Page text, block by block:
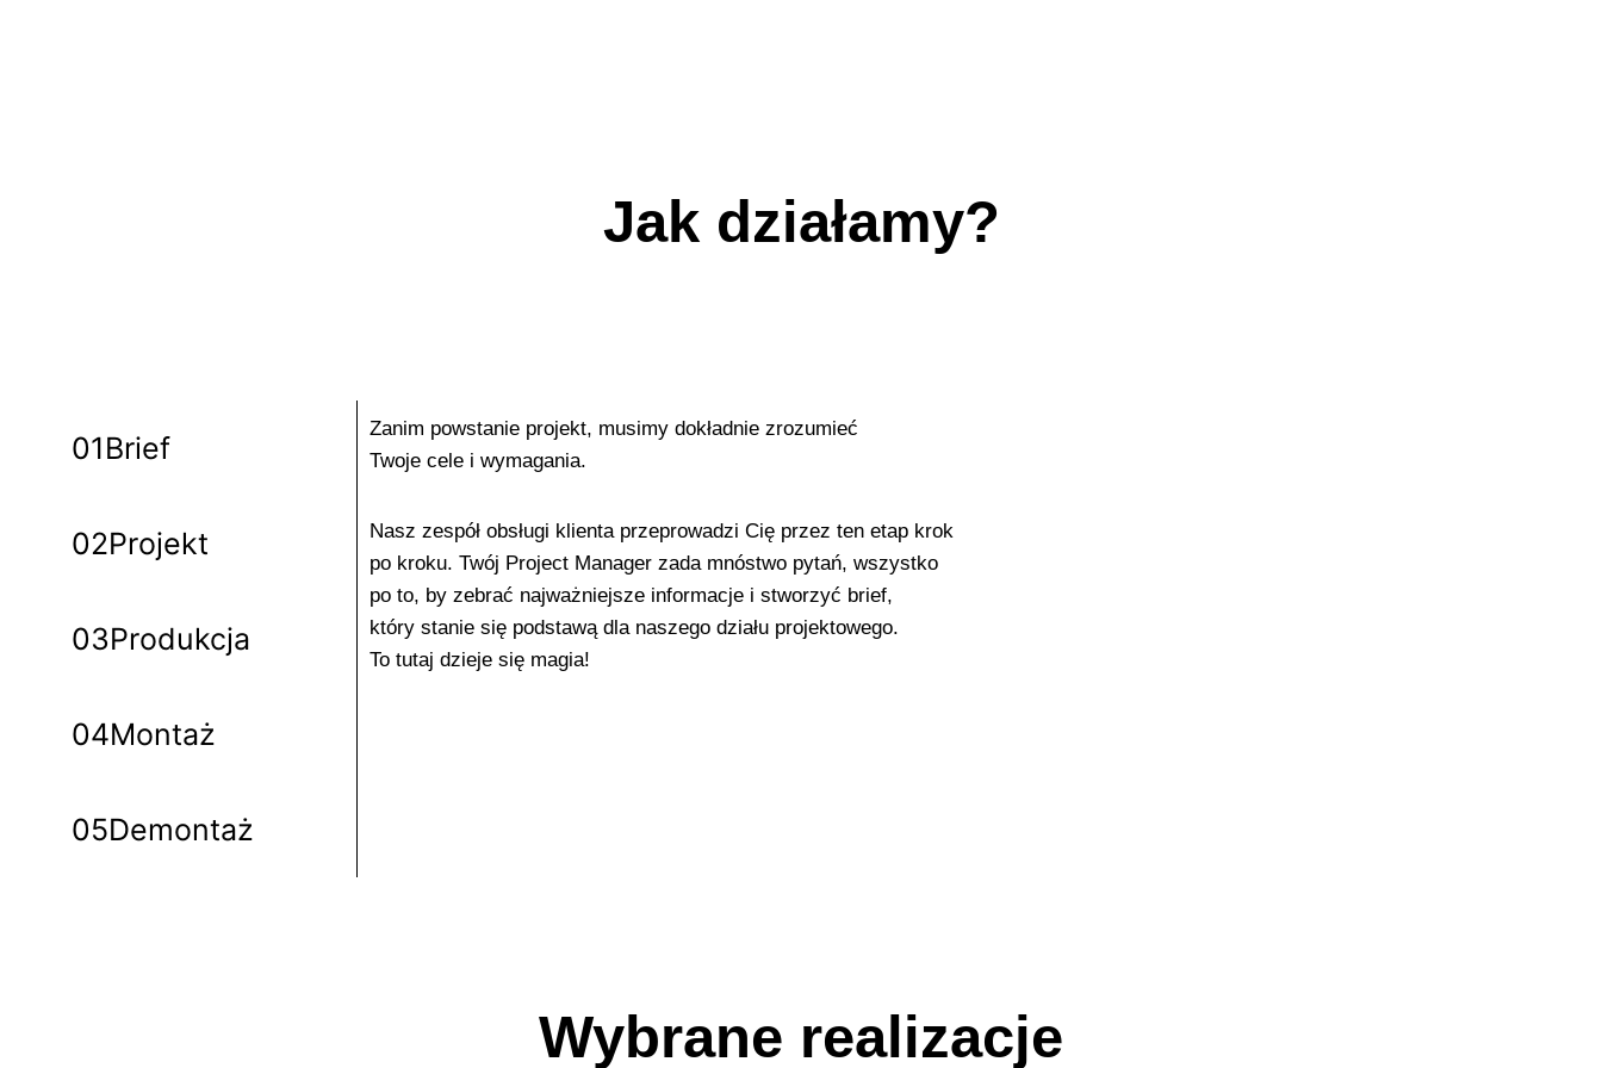
Jak działamy?
01Brief
02Projekt
03Produkcja
04Montaż
05Demontaż
Zanim powstanie projekt, musimy dokładnie zrozumieć
Twoje cele i wymagania.
Nasz zespół obsługi klienta przeprowadzi Cię przez ten etap krok
po kroku. Twój Project Manager zada mnóstwo pytań, wszystko
po to, by zebrać najważniejsze informacje i stworzyć brief,
który stanie się podstawą dla naszego działu projektowego.
To tutaj dzieje się magia!
Wybrane realizacje